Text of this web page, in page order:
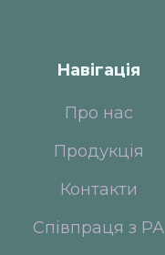
Навігація
Про нас
Продукція
Контакти
Співпраця з РА